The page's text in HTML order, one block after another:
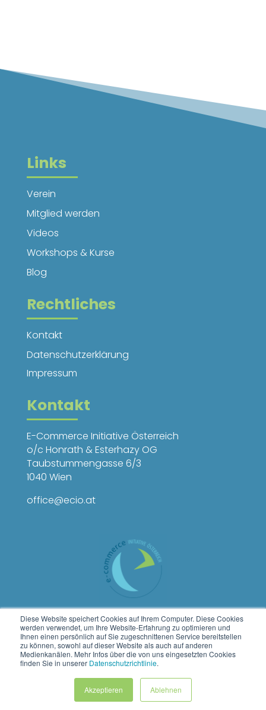
Diese Website speichert Cookies auf Ihrem Computer. Diese Cookies
werden verwendet, um Ihre Website-Erfahrung zu optimieren und
Ihnen einen persönlich auf Sie zugeschnittenen Service bereitstellen
zu können, sowohl auf dieser Website als auch auf anderen
Medienkanälen. Mehr Infos über die von uns eingesetzten Cookies
finden Sie in unserer Datenschutzrichtlinie.
Akzeptieren Ablehnen
Links
Verein
Mitglied werden
Videos
Workshops & Kurse
Blog
Rechtliches
Kontakt
Datenschutzerklärung
Impressum
Kontakt
E-Commerce Initiative Österreich
o/c Honrath & Esterhazy OG
Taubstummengasse 6/3
1040 Wien
office@ecio.at
© 2025 E-Commerce Initiative Österreich